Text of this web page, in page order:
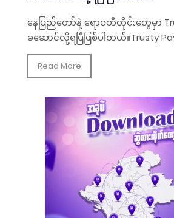
နေပြည်တော်နဲ့ ဧရာဝတီတိုင်းတွေမှာ
ခဆောင်လို့ရပြီဖြစ်ပါတယ်။Trusty
Read More